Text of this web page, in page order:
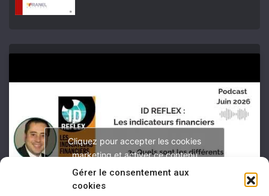
Gérer le consentement aux
cookies
Cliquez pour accepter les cookies
marketing et activer ce contenu